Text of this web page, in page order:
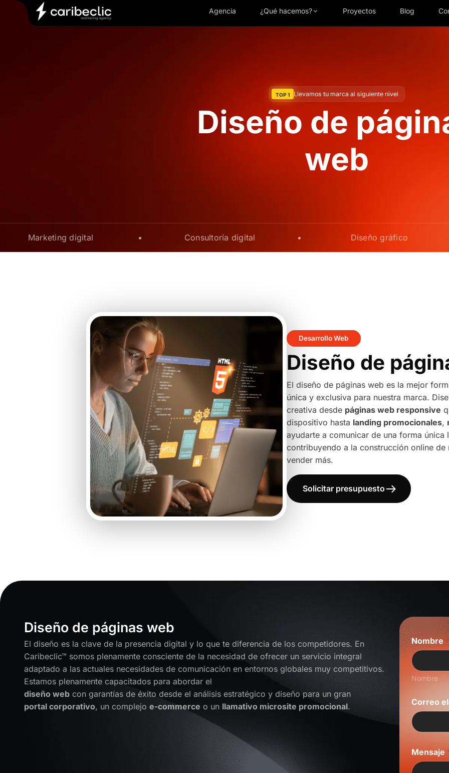
Agencia ¿Qué hacemos? Proyectos Blog
TOP 1 Llevamos tu marca al siguiente nivel
Diseño de
web
Marketing digital • Consultoría digital • Diseño gráfico
Desarrollo Web
Diseño de
El diseño de páginas web es la mejor
única y exclusiva para nuestra marca.
creativa desde páginas web responsive
dispositivo hasta landing promocionales,
ayudarte a comunicar de una forma
contribuyendo a la construcción online
vender más.
Solicitar presupuesto
Diseño de páginas web
El diseño es la clave de la presencia digital y lo que te diferencia de los competidores. En
Caribeclic™ somos plenamente consciente de la necesidad de ofrecer un servicio integral
adaptado a las actuales necesidades de comunicación en entornos globales muy competitivos.
Estamos plenamente capacitados para abordar el
diseño web con garantías de éxito desde el análisis estratégico y diseño para un gran
portal corporativo, un complejo e-commerce o un llamativo microsite promocional.
C
o
r
r
e
o
o
m
b
r
M
e
n
Nombre*
Nombre
Correo
Mensaje